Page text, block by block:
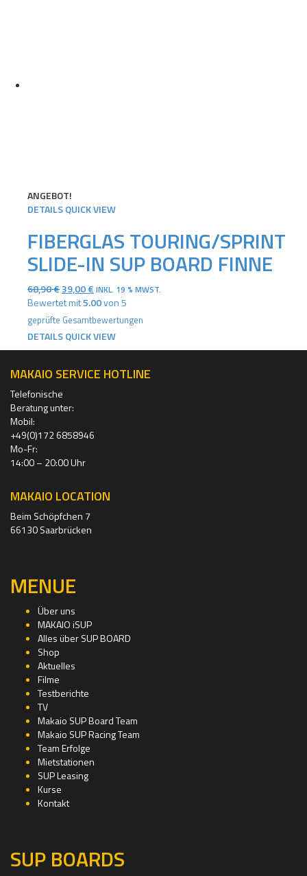
ANGEBOT!
DETAILSQUICK VIEW
FIBERGLAS TOURING/SPRINT
SLIDE-IN SUP BOARD FINNE
68,90€URSPRÜNGLICHER
PREIS
WAR:
39,00€AKTUELLER
PREIS
IST:
INKL. 19 % MWST.
Bewertet mit5.00von 5
geprüfte Gesamtbewertungen
DETAILSQUICK VIEW
MAKAIO SERVICE HOTLINE
Telefonische
Beratung unter:
Mobil:
+49(0)172 6858946
Mo-Fr:
14:00 – 20:00 Uhr
MAKAIO LOCATION
Beim Schöpfchen 7
66130 Saarbrücken
MENUE
Über uns
MAKAIO iSUP
Alles über SUP BOARD
Shop
Aktuelles
Filme
Testberichte
TV
Makaio SUP Board Team
Makaio SUP Racing Team
Team Erfolge
Mietstationen
SUP Leasing
Kurse
Kontakt
SUP BOARDS